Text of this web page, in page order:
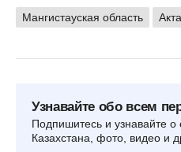
Мангистауская область
Узнавайте обо всем
Подпишитесь и узнавайте о
Казахстана, фото, видео и